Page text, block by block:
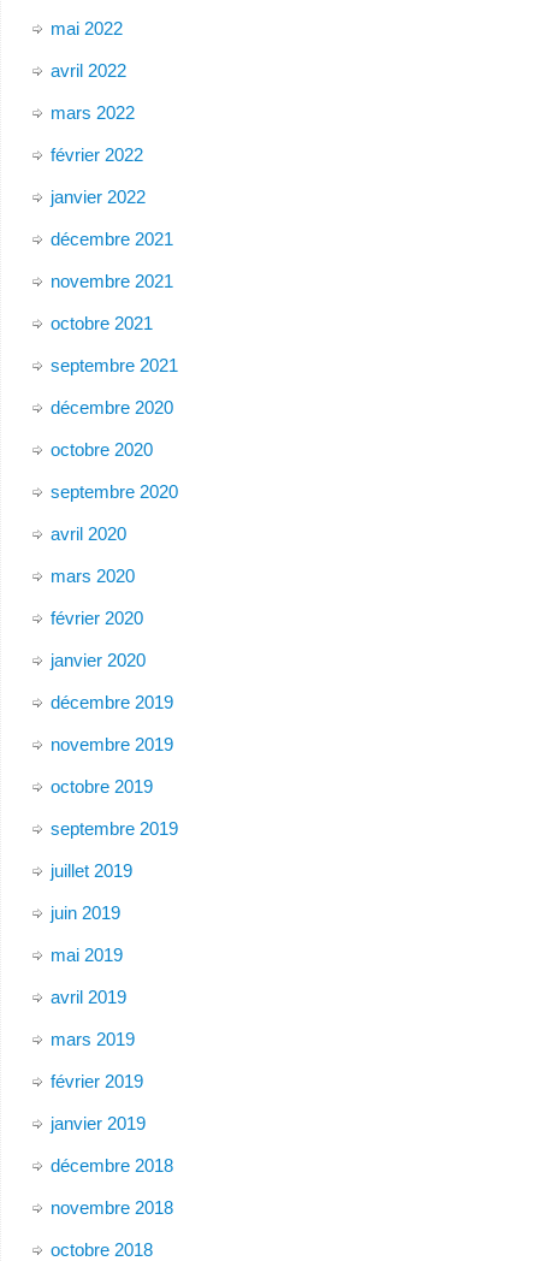
mai 2022
avril 2022
mars 2022
février 2022
janvier 2022
décembre 2021
novembre 2021
octobre 2021
septembre 2021
décembre 2020
octobre 2020
septembre 2020
avril 2020
mars 2020
février 2020
janvier 2020
décembre 2019
novembre 2019
octobre 2019
septembre 2019
juillet 2019
juin 2019
mai 2019
avril 2019
mars 2019
février 2019
janvier 2019
décembre 2018
novembre 2018
octobre 2018